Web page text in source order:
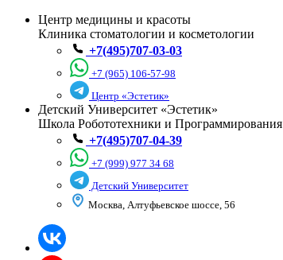
Центр медицины и красоты
Клиника стоматологии и косметологии
+7(495)707-03-03
+7 (965) 106-57-98
Центр «Эстетик»
Детский Университет «Эстетик»
Школа Робототехники и Программирования
+7(495)707-04-39
+7 (999) 977 34 68
Детский Университет
Москва, Алтуфьевское шоссе, 56